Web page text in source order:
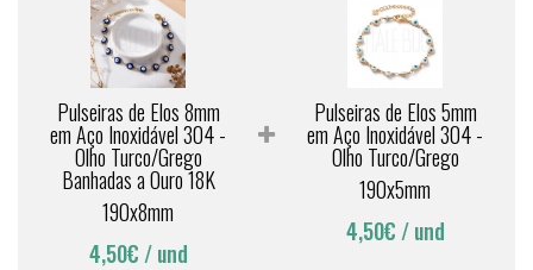
Pulseiras de Elos 8mm
em Aço Inoxidável 304 -
Olho Turco/Grego
Banhadas a Ouro 18K
190x8mm
4,50€ / und
Pulseiras de Elos 5mm
em Aço Inoxidável 304 -
Olho Turco/Grego
190x5mm
4,50€ / und